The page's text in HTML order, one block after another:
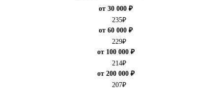
от 30 000 ₽
235₽
от 60 000 ₽
229₽
от 100 000 ₽
214₽
от 200 000 ₽
207₽